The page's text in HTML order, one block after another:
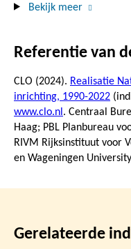
Bekijk meer
Referentie van
CLO (2024). Realisatie
inrichting, 1990-2022
www.clo.nl . Centraal
Haag; PBL Planbureau
RIVM Rijksinstituut voor
en Wageningen
Gerelateerde